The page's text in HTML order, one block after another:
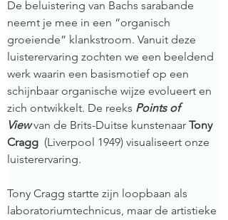
De beluistering van Bachs sarabande
neemt je mee in een “organisch
groeiende” klankstroom. Vanuit deze
luisterervaring zochten we een beeldend
werk waarin een basismotief op een
schijnbaar organische wijze evolueert en
zich ontwikkelt. De reeks Points of
View van de Brits-Duitse kunstenaar Tony
Cragg (Liverpool 1949) visualiseert onze
luisterervaring.
Tony Cragg startte zijn loopbaan als
laboratoriumtechnicus, maar de artistieke